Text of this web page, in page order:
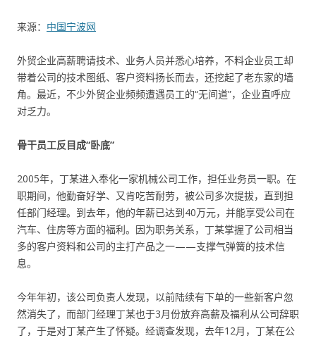
来源： 中国宁波网
外贸企业高薪聘请技术、业务人员并悉心培养，不料企业员工却
带着公司的技术图纸、客户资料扬长而去，还挖起了老东家的墙
角。最近，不少外贸企业频频遭遇员工的“无间道”，企业直呼应
对乏力。
骨干员工反目成“卧底”
2005年，丁某进入奉化一家机械公司工作，担任业务员一职。在
职期间，他勤奋好学、又肯吃苦耐劳，被公司多次提拔，直到担
任部门经理。到去年，他的年薪已达到40万元，并能享受公司在
汽车、住房等方面的福利。因为职务关系，丁某掌握了公司相当
多的客户资料和公司的主打产品之一——支撑气弹簧的技术信
息。
今年年初，该公司负责人发现，以前陆续有下单的一些新客户忽
然消失了，而部门经理丁某也于3月份放弃高薪及福利从公司辞职
了，于是对丁某产生了怀疑。经调查发现，去年12月，丁某在公